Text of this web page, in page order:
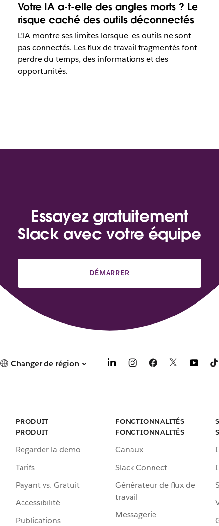
Votre IA a-t-elle des angles morts ? Le
risque caché des outils déconnectés
L'IA montre ses limites lorsque les outils ne sont
pas connectés. Les flux de travail fragmentés font
perdre du temps, des informations et des
opportunités.
Essayez gratuitement
Slack avec votre équipe
DÉMARRER
Changer de région
PRODUIT
PRODUIT
Regarder la démo
Tarifs
Payant vs. Gratuit
Accessibilité
Publications
FONCTIONNALITÉS
FONCTIONNALITÉS
Canaux
Slack Connect
Générateur de flux de
travail
Messagerie